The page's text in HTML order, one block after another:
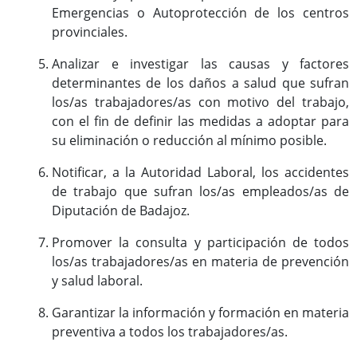
Emergencias o Autoprotección de los centros
provinciales.
Analizar e investigar las causas y factores
determinantes de los daños a salud que sufran
los/as trabajadores/as con motivo del trabajo,
con el fin de definir las medidas a adoptar para
su eliminación o reducción al mínimo posible.
Notificar, a la Autoridad Laboral, los accidentes
de trabajo que sufran los/as empleados/as de
Diputación de Badajoz.
Promover la consulta y participación de todos
los/as trabajadores/as en materia de prevención
y salud laboral.
Garantizar la información y formación en materia
preventiva a todos los trabajadores/as.